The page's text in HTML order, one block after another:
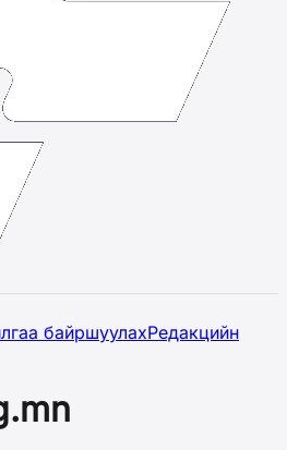
байршуулахРедакцийн